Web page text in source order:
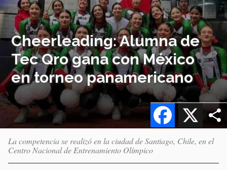
Cheerleading: Alumna de
Tec Qro gana con México
en torneo panamericano
X
Facebook
La competencia se realizó en la ciudad de Santiago, Chile, en el
Centro Nacional de Entrenamiento Olímpico